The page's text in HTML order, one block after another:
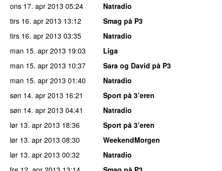
ons 17. apr 2013 05:24
Natradio
tirs 16. apr 2013 13:12
Smag på P3
tirs 16. apr 2013 03:35
Natradio
man 15. apr 2013 19:03
Liga
man 15. apr 2013 10:37
Sara og David på P3
man 15. apr 2013 01:40
Natradio
søn 14. apr 2013 16:21
Sport på 3’eren
søn 14. apr 2013 04:41
Natradio
lør 13. apr 2013 18:36
Sport på 3’eren
lør 13. apr 2013 08:30
WeekendMorgen
lør 13. apr 2013 00:32
Natradio